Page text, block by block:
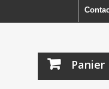
Panier